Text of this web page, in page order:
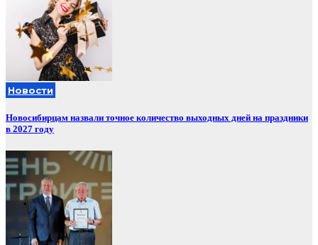
Новости
Новосибирцам назвали точное количество выходных дней на праздники
в 2027 году